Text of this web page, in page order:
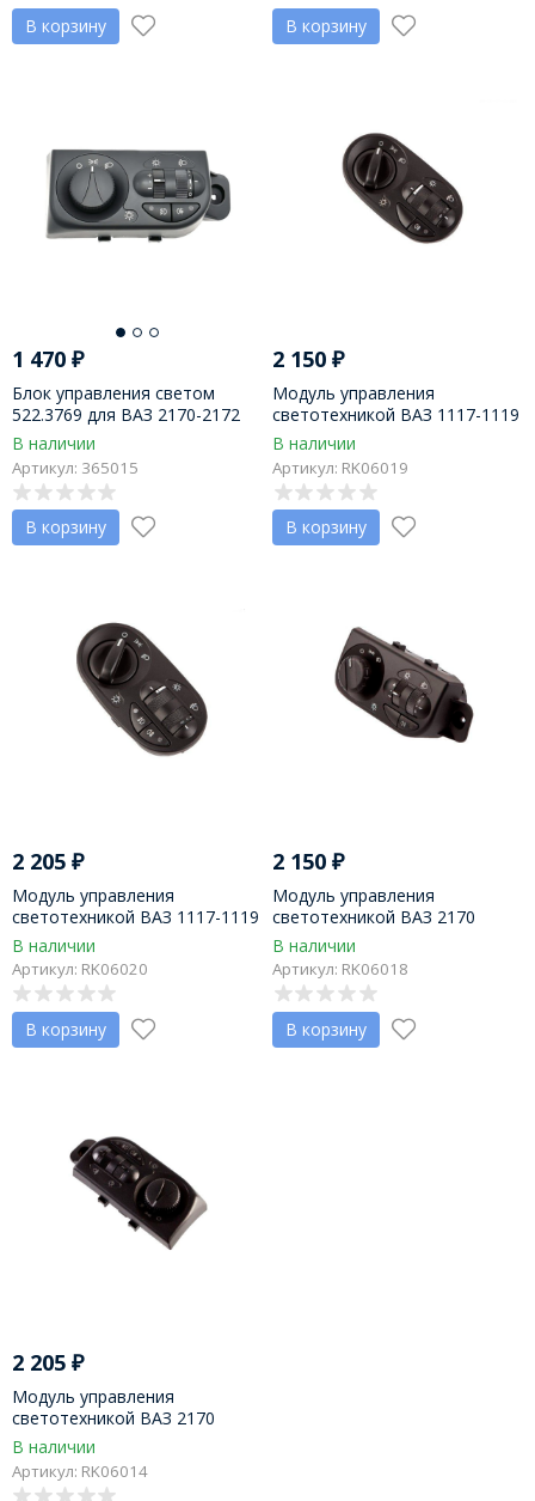
В корзину В корзину
1 470 ₽
Блок управления светом
522.3769 для ВАЗ 2170-2172
LADA Priora (Люкс)
В наличии
Артикул: 365015
В корзину
2 150₽
Модуль управления
светотехникой ВАЗ 1117-1119
LADA Kalina
В наличии
Артикул: RK06019
В корзину
2 205 ₽
Модуль управления
светотехникой ВАЗ 1117-1119
LADA Kalina люкс (1118-
3709820-10)
В наличии
Артикул: RK06020
В корзину
2 150₽
Модуль управления
светотехникой ВАЗ 2170
LADA Priora (2170-3709820)
В наличии
Артикул: RK06018
В корзину
2 205 ₽
Модуль управления
светотехникой ВАЗ 2170
LADA Priora люкс
В наличии
Артикул: RK06014